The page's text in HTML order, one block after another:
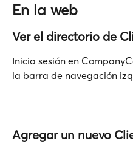
En la web
Ver el directorio de
Inicia sesión en
la barra de navegación
Agregar un nuevo